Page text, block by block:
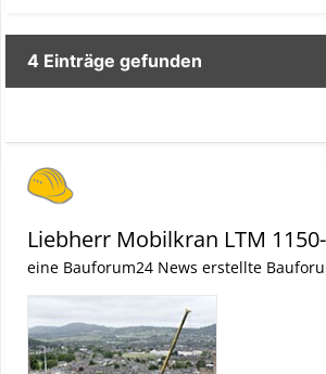
4 Einträge gefunden
Liebherr Mobilkran LTM
eine Bauforum24 News erstellte